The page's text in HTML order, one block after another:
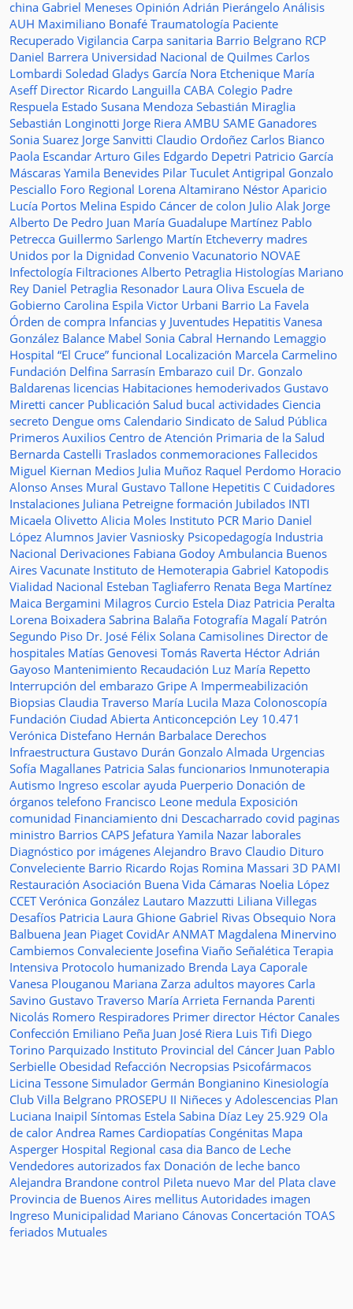
china Gabriel Meneses Opinión Adrián Pierángelo Análisis
AUH Maximiliano Bonafé Traumatología Paciente
Recuperado Vigilancia Carpa sanitaria Barrio Belgrano RCP
Daniel Barrera Universidad Nacional de Quilmes Carlos
Lombardi Soledad Gladys García Nora Etchenique María
Aseff Director Ricardo Languilla CABA Colegio Padre
Respuela Estado Susana Mendoza Sebastián Miraglia
Sebastián Longinotti Jorge Riera AMBU SAME Ganadores
Sonia Suarez Jorge Sanvitti Claudio Ordoñez Carlos Bianco
Paola Escandar Arturo Giles Edgardo Depetri Patricio García
Máscaras Yamila Benevides Pilar Tuculet Antigripal Gonzalo
Pesciallo Foro Regional Lorena Altamirano Néstor Aparicio
Lucía Portos Melina Espido Cáncer de colon Julio Alak Jorge
Alberto De Pedro Juan María Guadalupe Martínez Pablo
Petrecca Guillermo Sarlengo Martín Etcheverry madres
Unidos por la Dignidad Convenio Vacunatorio NOVAE
Infectología Filtraciones Alberto Petraglia Histologías Mariano
Rey Daniel Petraglia Resonador Laura Oliva Escuela de
Gobierno Carolina Espila Victor Urbani Barrio La Favela
Órden de compra Infancias y Juventudes Hepatitis Vanesa
González Balance Mabel Sonia Cabral Hernando Lemaggio
Hospital “El Cruce” funcional Localización Marcela Carmelino
Fundación Delfina Sarrasín Embarazo cuil Dr. Gonzalo
Baldarenas licencias Habitaciones hemoderivados Gustavo
Miretti cancer Publicación Salud bucal actividades Ciencia
secreto Dengue oms Calendario Sindicato de Salud Pública
Primeros Auxilios Centro de Atención Primaria de la Salud
Bernarda Castelli Traslados conmemoraciones Fallecidos
Miguel Kiernan Medios Julia Muñoz Raquel Perdomo Horacio
Alonso Anses Mural Gustavo Tallone Hepetitis C Cuidadores
Instalaciones Juliana Petreigne formación Jubilados INTI
Micaela Olivetto Alicia Moles Instituto PCR Mario Daniel
López Alumnos Javier Vasniosky Psicopedagogía Industria
Nacional Derivaciones Fabiana Godoy Ambulancia Buenos
Aires Vacunate Instituto de Hemoterapia Gabriel Katopodis
Vialidad Nacional Esteban Tagliaferro Renata Bega Martínez
Maica Bergamini Milagros Curcio Estela Diaz Patricia Peralta
Lorena Boixadera Sabrina Balaña Fotografía Magalí Patrón
Segundo Piso Dr. José Félix Solana Camisolines Director de
hospitales Matías Genovesi Tomás Raverta Héctor Adrián
Gayoso Mantenimiento Recaudación Luz María Repetto
Interrupción del embarazo Gripe A Impermeabilización
Biopsias Claudia Traverso María Lucila Maza Colonoscopía
Fundación Ciudad Abierta Anticoncepción Ley 10.471
Verónica Distefano Hernán Barbalace Derechos
Infraestructura Gustavo Durán Gonzalo Almada Urgencias
Sofía Magallanes Patricia Salas funcionarios Inmunoterapia
Autismo Ingreso escolar ayuda Puerperio Donación de
órganos telefono Francisco Leone medula Exposición
comunidad Financiamiento dni Descacharrado covid paginas
ministro Barrios CAPS Jefatura Yamila Nazar laborales
Diagnóstico por imágenes Alejandro Bravo Claudio Dituro
Conveleciente Barrio Ricardo Rojas Romina Massari 3D PAMI
Restauración Asociación Buena Vida Cámaras Noelia López
CCETVerónica González Lautaro Mazzutti Liliana Villegas
Desafíos Patricia Laura Ghione Gabriel Rivas Obsequio Nora
Balbuena Jean Piaget CovidAr ANMAT Magdalena Minervino
Cambiemos Convaleciente Josefina Viaño Señalética Terapia
Intensiva Protocolo humanizado Brenda Laya Caporale
Vanesa Plouganou Mariana Zarza adultos mayores Carla
Savino Gustavo Traverso María Arrieta Fernanda Parenti
Nicolás Romero Respiradores Primer director Héctor Canales
Confección Emiliano Peña Juan José Riera Luis Tifi Diego
Torino Parquizado Instituto Provincial del Cáncer Juan Pablo
Serbielle Obesidad Refacción Necropsias Psicofármacos
Licina Tessone Simulador Germán Bongianino Kinesiología
Club Villa Belgrano PROSEPU II Niñeces y Adolescencias Plan
Luciana Inaipil Síntomas Estela Sabina Díaz Ley 25.929 Ola
de calor Andrea Rames Cardiopatías Congénitas Mapa
Asperger Hospital Regional casa dia Banco de Leche
Vendedores autorizados fax Donación de leche banco
Alejandra Brandone control Pileta nuevo Mar del Plata clave
Provincia de Buenos Aires mellitus Autoridades imagen
Ingreso Municipalidad Mariano Cánovas Concertación TOAS
feriados Mutuales